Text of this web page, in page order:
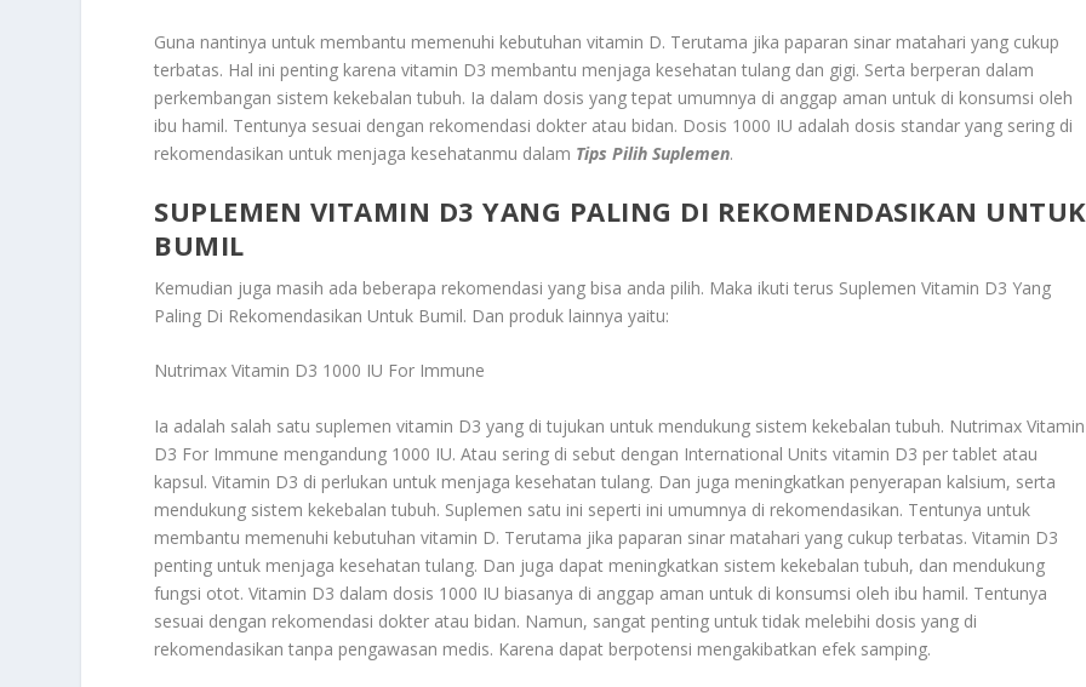
Guna nantinya untuk membantu memenuhi kebutuhan vitamin D. Terutama jika paparan sinar matahari yang cukup
terbatas. Hal ini penting karena vitamin D3 membantu menjaga kesehatan tulang dan gigi. Serta berperan dalam
perkembangan sistem kekebalan tubuh. Ia dalam dosis yang tepat umumnya di anggap aman untuk di konsumsi oleh
ibu hamil. Tentunya sesuai dengan rekomendasi dokter atau bidan. Dosis 1000 IU adalah dosis standar yang sering di
rekomendasikan untuk menjaga kesehatanmu dalam Tips Pilih Suplemen.
SUPLEMEN VITAMIN D3 YANG PALING DI REKOMENDASIKAN UNTUK
BUMIL
Kemudian juga masih ada beberapa rekomendasi yang bisa anda pilih. Maka ikuti terus Suplemen Vitamin D3 Yang
Paling Di Rekomendasikan Untuk Bumil. Dan produk lainnya yaitu:
Nutrimax Vitamin D3 1000 IU For Immune
Ia adalah salah satu suplemen vitamin D3 yang di tujukan untuk mendukung sistem kekebalan tubuh. Nutrimax Vitamin
D3 For Immune mengandung 1000 IU. Atau sering di sebut dengan International Units vitamin D3 per tablet atau
kapsul. Vitamin D3 di perlukan untuk menjaga kesehatan tulang. Dan juga meningkatkan penyerapan kalsium, serta
mendukung sistem kekebalan tubuh. Suplemen satu ini seperti ini umumnya di rekomendasikan. Tentunya untuk
membantu memenuhi kebutuhan vitamin D. Terutama jika paparan sinar matahari yang cukup terbatas. Vitamin D3
penting untuk menjaga kesehatan tulang. Dan juga dapat meningkatkan sistem kekebalan tubuh, dan mendukung
fungsi otot. Vitamin D3 dalam dosis 1000 IU biasanya di anggap aman untuk di konsumsi oleh ibu hamil. Tentunya
sesuai dengan rekomendasi dokter atau bidan. Namun, sangat penting untuk tidak melebihi dosis yang di
rekomendasikan tanpa pengawasan medis. Karena dapat berpotensi mengakibatkan efek samping.